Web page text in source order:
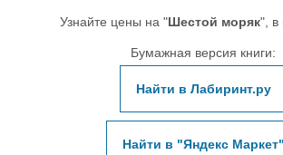
Узнайте цены на "Шестой моряк", в
Бумажная версия книги:
Найти в Лабиринт.ру
Найти в "Яндекс Маркет"